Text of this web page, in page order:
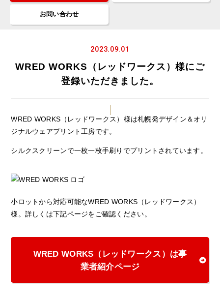
お問い合わせ
2023.09.01
WRED WORKS（レッドワークス）様にご
登録いただきました。
WRED WORKS（レッドワークス）様は札幌発デザイン＆オリ
ジナルウェアプリント工房です。
シルクスクリーンで一枚一枚手刷りでプリントされています。
小ロットから対応可能なWRED WORKS（レッドワークス）
様。詳しくは下記ページをご確認ください。
WRED WORKS（レッドワークス）は事
業者紹介ページ